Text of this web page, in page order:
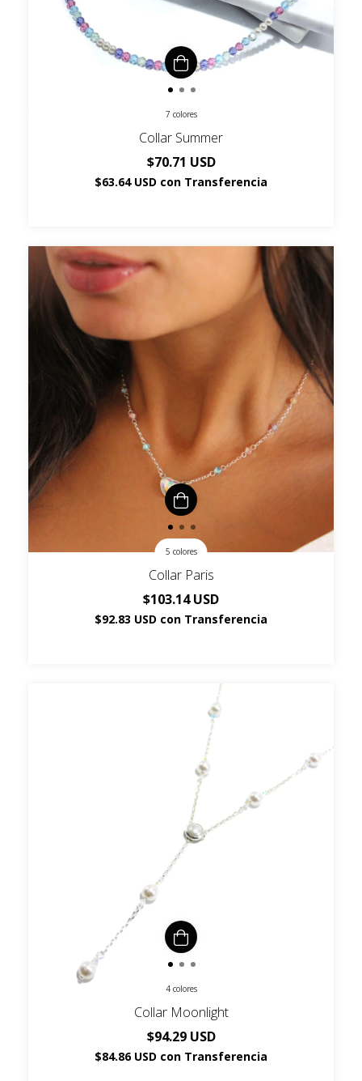
7 colores
Collar Summer
$70.71 USD
$63.64 USD con Transferencia
5 colores
Collar Paris
$103.14 USD
$92.83 USD con Transferencia
4 colores
Collar Moonlight
$94.29 USD
$84.86 USD con Transferencia